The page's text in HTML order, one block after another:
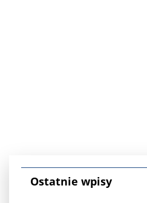
Ostatnie wpisy